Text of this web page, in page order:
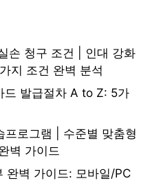
손 청구 조건 | 인대 강화
지 조건 완벽 분석
드 발급절차 A to Z: 5가
프로그램 | 수준별 맞춤형
벽 가이드
완벽 가이드: 모바일/PC